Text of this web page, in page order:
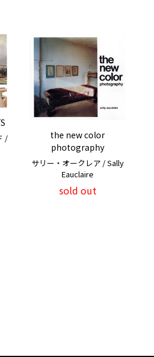
/
the new color
photography
サリー・オークレア / Sally
Eauclaire
sold out